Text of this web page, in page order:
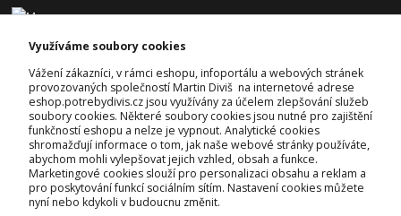
KONTAKTY
Josef Diviš
+420 728 382 742
(Po-Pá, 7-17hod.)
prodejna@potrebydivis.cz
Využíváme soubory cookies
Vážení zákazníci, v rámci eshopu, infoportálu a webových stránek
provozovaných společností Martin Diviš na internetové adrese
eshop.potrebydivis.cz jsou využívány za účelem zlepšování služeb
soubory cookies. Některé soubory cookies jsou nutné pro zajištění
funkčností eshopu a nelze je vypnout. Analytické cookies
shromažďují informace o tom, jak naše webové stránky používáte,
abychom mohli vylepšovat jejich vzhled, obsah a funkce.
Marketingové cookies slouží pro personalizaci obsahu a reklam a
pro poskytování funkcí sociálním sítím. Nastavení cookies můžete
nyní nebo kdykoli v budoucnu změnit.